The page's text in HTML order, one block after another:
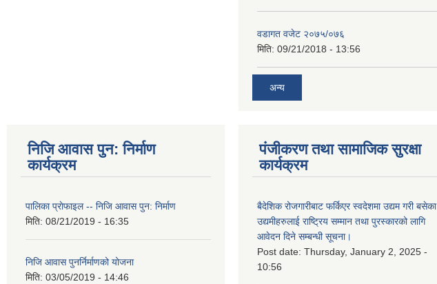
वडागत वजेट २०७५/०७६
मिति: 09/21/2018 - 13:56
अन्य
निजि आवास पुन: निर्माण
कार्यक्रम
पालिका प्राेफाइल -- निजि आवास पुन: निर्माण
मिति: 08/21/2019 - 16:35
निजि आवास पुनर्निर्माणको योजना
मिति: 03/05/2019 - 14:46
पंजीकरण तथा सामाजिक सुरक्षा
कार्यक्रम
बैदेशिक रोजगारीबाट फर्किएर स्वदेशमा उद्यम गरी बसेका
उद्यमीहरुलाई राष्‍ट्रिय सम्मान तथा पुरस्कारको लागि
आवेदन दिने सम्बन्धी सूचना।
Post date: Thursday, January 2, 2025 -
10:56